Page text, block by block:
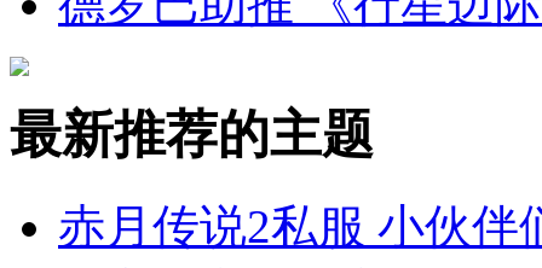
最新推荐的主题
赤月传说2私服 小伙伴